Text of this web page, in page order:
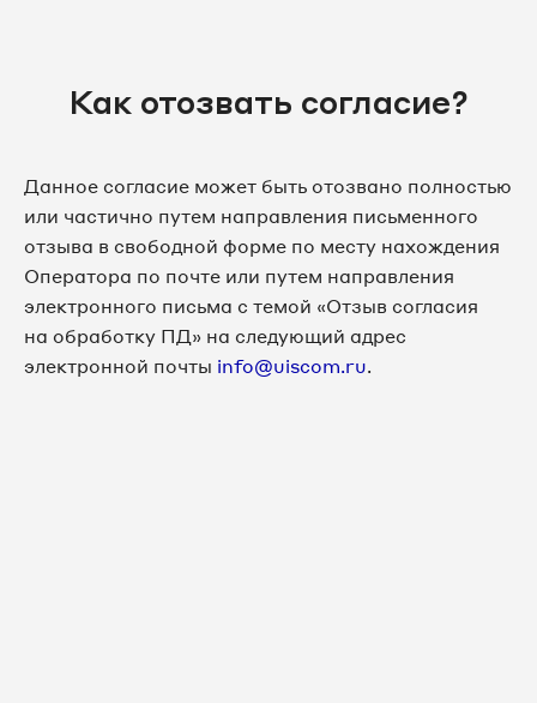
Как отозвать согласие?
Данное согласие может быть отозвано полностью
или частично путем направления письменного
отзыва в свободной форме по месту нахождения
Оператора по почте или путем направления
электронного письма с темой «Отзыв согласия
на обработку ПД» на следующий адрес
электронной почты info@uiscom.ru.